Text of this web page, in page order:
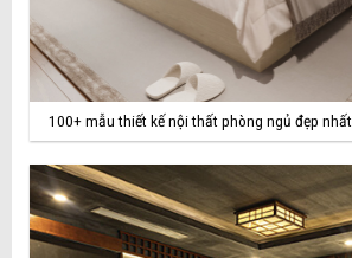
100+ mẫu thiết kế nội thất phòng ngủ đẹp nhất